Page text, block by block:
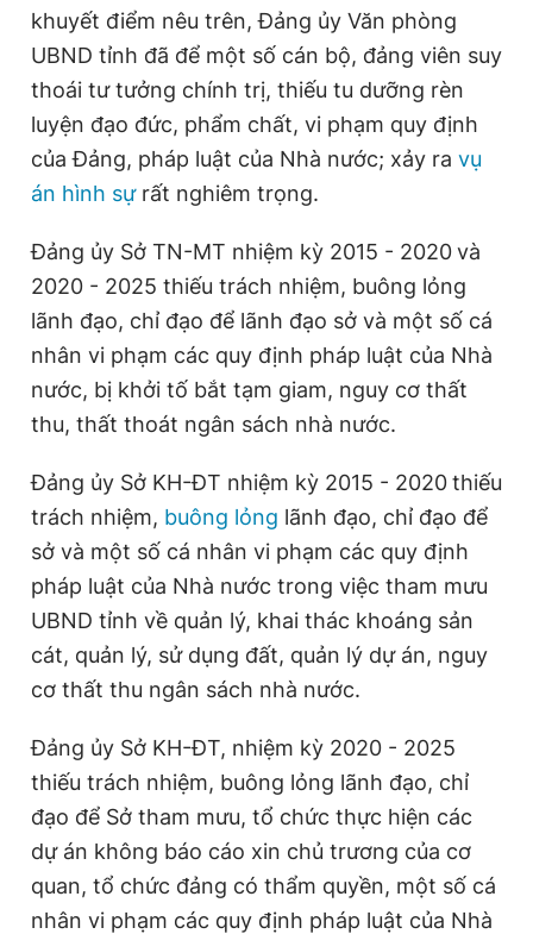
khuyết điểm nêu trên, Đảng ủy Văn phòng
UBND tỉnh đã để một số cán bộ, đảng viên suy
thoái tư tưởng chính trị, thiếu tu dưỡng rèn
luyện đạo đức, phẩm chất, vi phạm quy định
của Đảng, pháp luật của Nhà nước; xảy ra vụ
án hình sựrất nghiêm trọng.
Đảng ủy Sở TN-MT nhiệm kỳ 2015 - 2020và
2020 - 2025 thiếu trách nhiệm, buông lỏng
lãnh đạo, chỉ đạo để lãnh đạo sở và một số cá
nhân vi phạm các quy định pháp luật của Nhà
nước, bị khởi tố bắt tạm giam, nguy cơ thất
thu, thất thoát ngân sách nhà nước.
Đảng ủy Sở KH-ĐT nhiệm kỳ 2015 - 2020thiếu
trách nhiệm, buông lỏng lãnh đạo, chỉ đạo để
sở và một số cá nhân vi phạm các quy định
pháp luật của Nhà nước trong việc tham mưu
UBND tỉnh về quản lý, khai thác khoáng sản
cát, quản lý, sử dụng đất, quản lý dự án, nguy
cơ thất thu ngân sách nhà nước.
Đảng ủy Sở KH-ĐT, nhiệm kỳ 2020 - 2025
thiếu trách nhiệm, buông lỏng lãnh đạo, chỉ
đạo để Sở tham mưu, tổ chức thực hiện các
dự án không báo cáo xin chủ trương của cơ
quan, tổ chức đảng có thẩm quyền, một số cá
nhân vi phạm các quy định pháp luật của Nhà